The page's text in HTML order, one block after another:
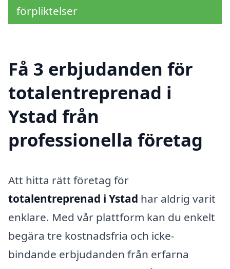
förpliktelser
Få 3 erbjudanden för
totalentreprenad i
Ystad från
professionella företag
Att hitta rätt företag för
totalentreprenad i Ystad har aldrig varit
enklare. Med vår plattform kan du enkelt
begära tre kostnadsfria och icke-
bindande erbjudanden från erfarna